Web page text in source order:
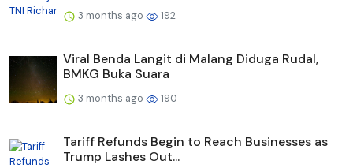
3 months ago 192
Viral Benda Langit di Malang Diduga Rudal,
BMKG Buka Suara
3 months ago 190
Tariff Refunds Begin to Reach Businesses as
Trump Lashes Out...